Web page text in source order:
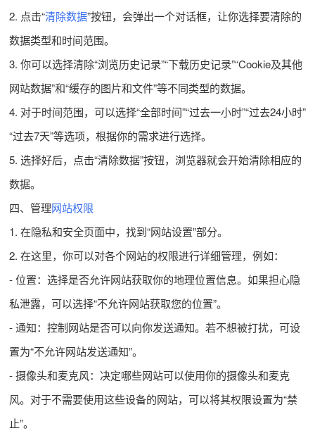
2. 点击“清除数据”按钮，会弹出一个对话框，让你选择要清除的
数据类型和时间范围。
3. 你可以选择清除“浏览历史记录”“下载历史记录”“Cookie及其他
网站数据”和“缓存的图片和文件”等不同类型的数据。
4. 对于时间范围，可以选择“全部时间”“过去一小时”“过去24小时”
“过去7天”等选项，根据你的需求进行选择。
5. 选择好后，点击“清除数据”按钮，浏览器就会开始清除相应的
数据。
四、管理网站权限
1. 在隐私和安全页面中，找到“网站设置”部分。
2. 在这里，你可以对各个网站的权限进行详细管理，例如：
- 位置：选择是否允许网站获取你的地理位置信息。如果担心隐
私泄露，可以选择“不允许网站获取您的位置”。
- 通知：控制网站是否可以向你发送通知。若不想被打扰，可设
置为“不允许网站发送通知”。
- 摄像头和麦克风：决定哪些网站可以使用你的摄像头和麦克
风。对于不需要使用这些设备的网站，可以将其权限设置为“禁
止”。